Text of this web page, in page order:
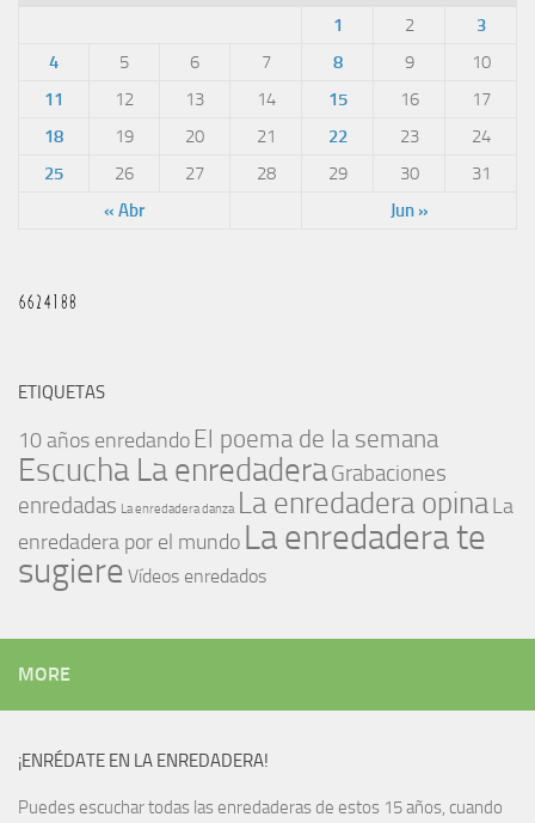
« Abr Jun »
1 2
3
4
5 6 7 8 9
10
11
12 13 14 15 16
17
18
19 20 21 22 23
24
25
26 27 28 29 30 31
ETIQUETAS
10 años enredando El poema de la semana
Escucha La enredaderaGrabaciones
enredadas La enredadera danza La enredadera opinaLa
enredadera por el mundo La enredadera te
sugiere Vídeos enredados
MORE
¡ENRÉDATE EN LA ENREDADERA!
Puedes escuchar todas las enredaderas de estos 15 años, cuando